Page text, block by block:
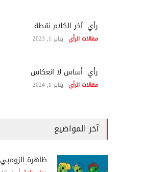
رأي: آخر الكلام نقطة
مقالات الرأي يناير 1, 2023
رأي: أساس لا انعكاس
مقالات الرأي يناير 1, 2024
آخر المواضيع
ظاهرة